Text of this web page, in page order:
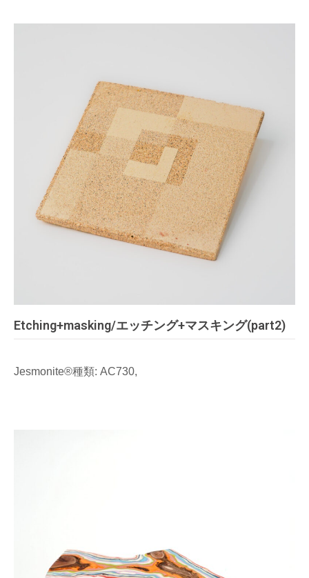
Etching+masking/エッチング+マスキング(part2)
Jesmonite®種類: AC730,